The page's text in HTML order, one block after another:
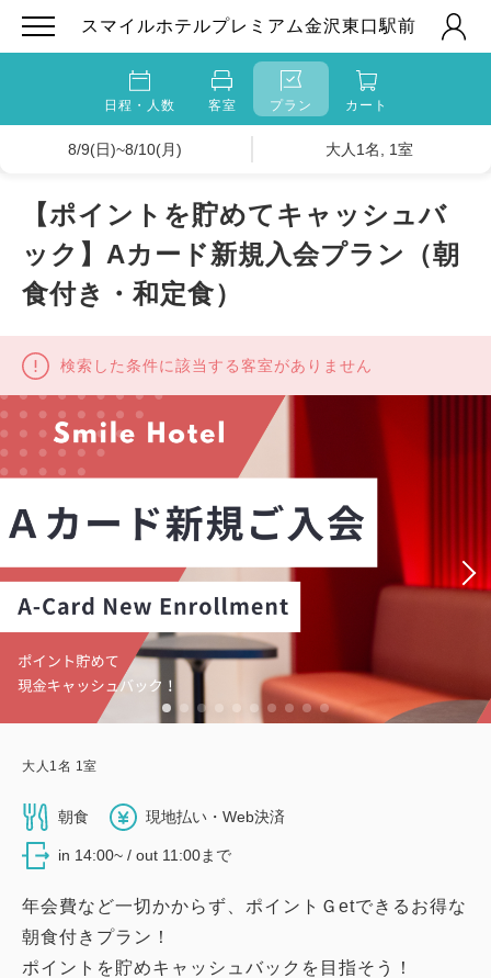
スマイルホテルプレミアム金沢東口駅前
日程・人数 客室 プラン カート
8/9(日)~8/10(月) 大人1名, 1室
【ポイントを貯めてキャッシュバ
ック】Aカード新規入会プラン（朝
食付き・和定食）
検索した条件に該当する客室がありません
大人 1 名 1 室
朝食 現地払い・Web決済
in 14:00~ / out 11:00まで
年会費など一切かからず、ポイントＧetできるお得な
朝食付きプラン！
ポイントを貯めキャッシュバックを目指そう！